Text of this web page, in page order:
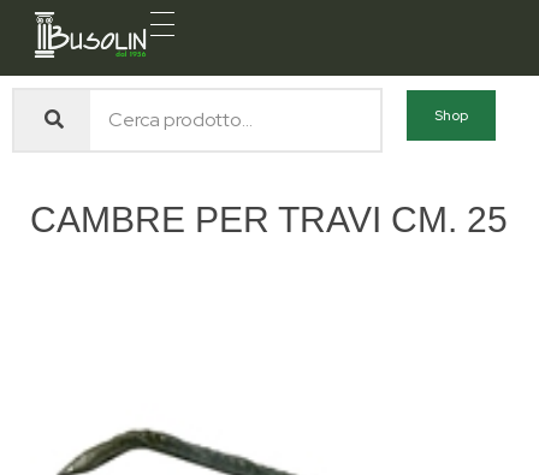
Busolin S.R.L.
Shop
CAMBRE PER TRAVI CM. 25